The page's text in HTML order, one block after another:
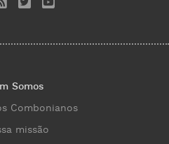
Somos
Combonianos
missão